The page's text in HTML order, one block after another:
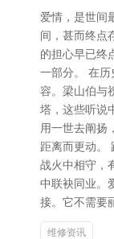
爱情，是世间
间，甚而终点
的担心早已终
一部分。 在
容。梁山伯与
塔，这些听说
用一世去阐扬
距离而更动。
战火中相守，
中联袂同业。
接。它不需要
维修资讯